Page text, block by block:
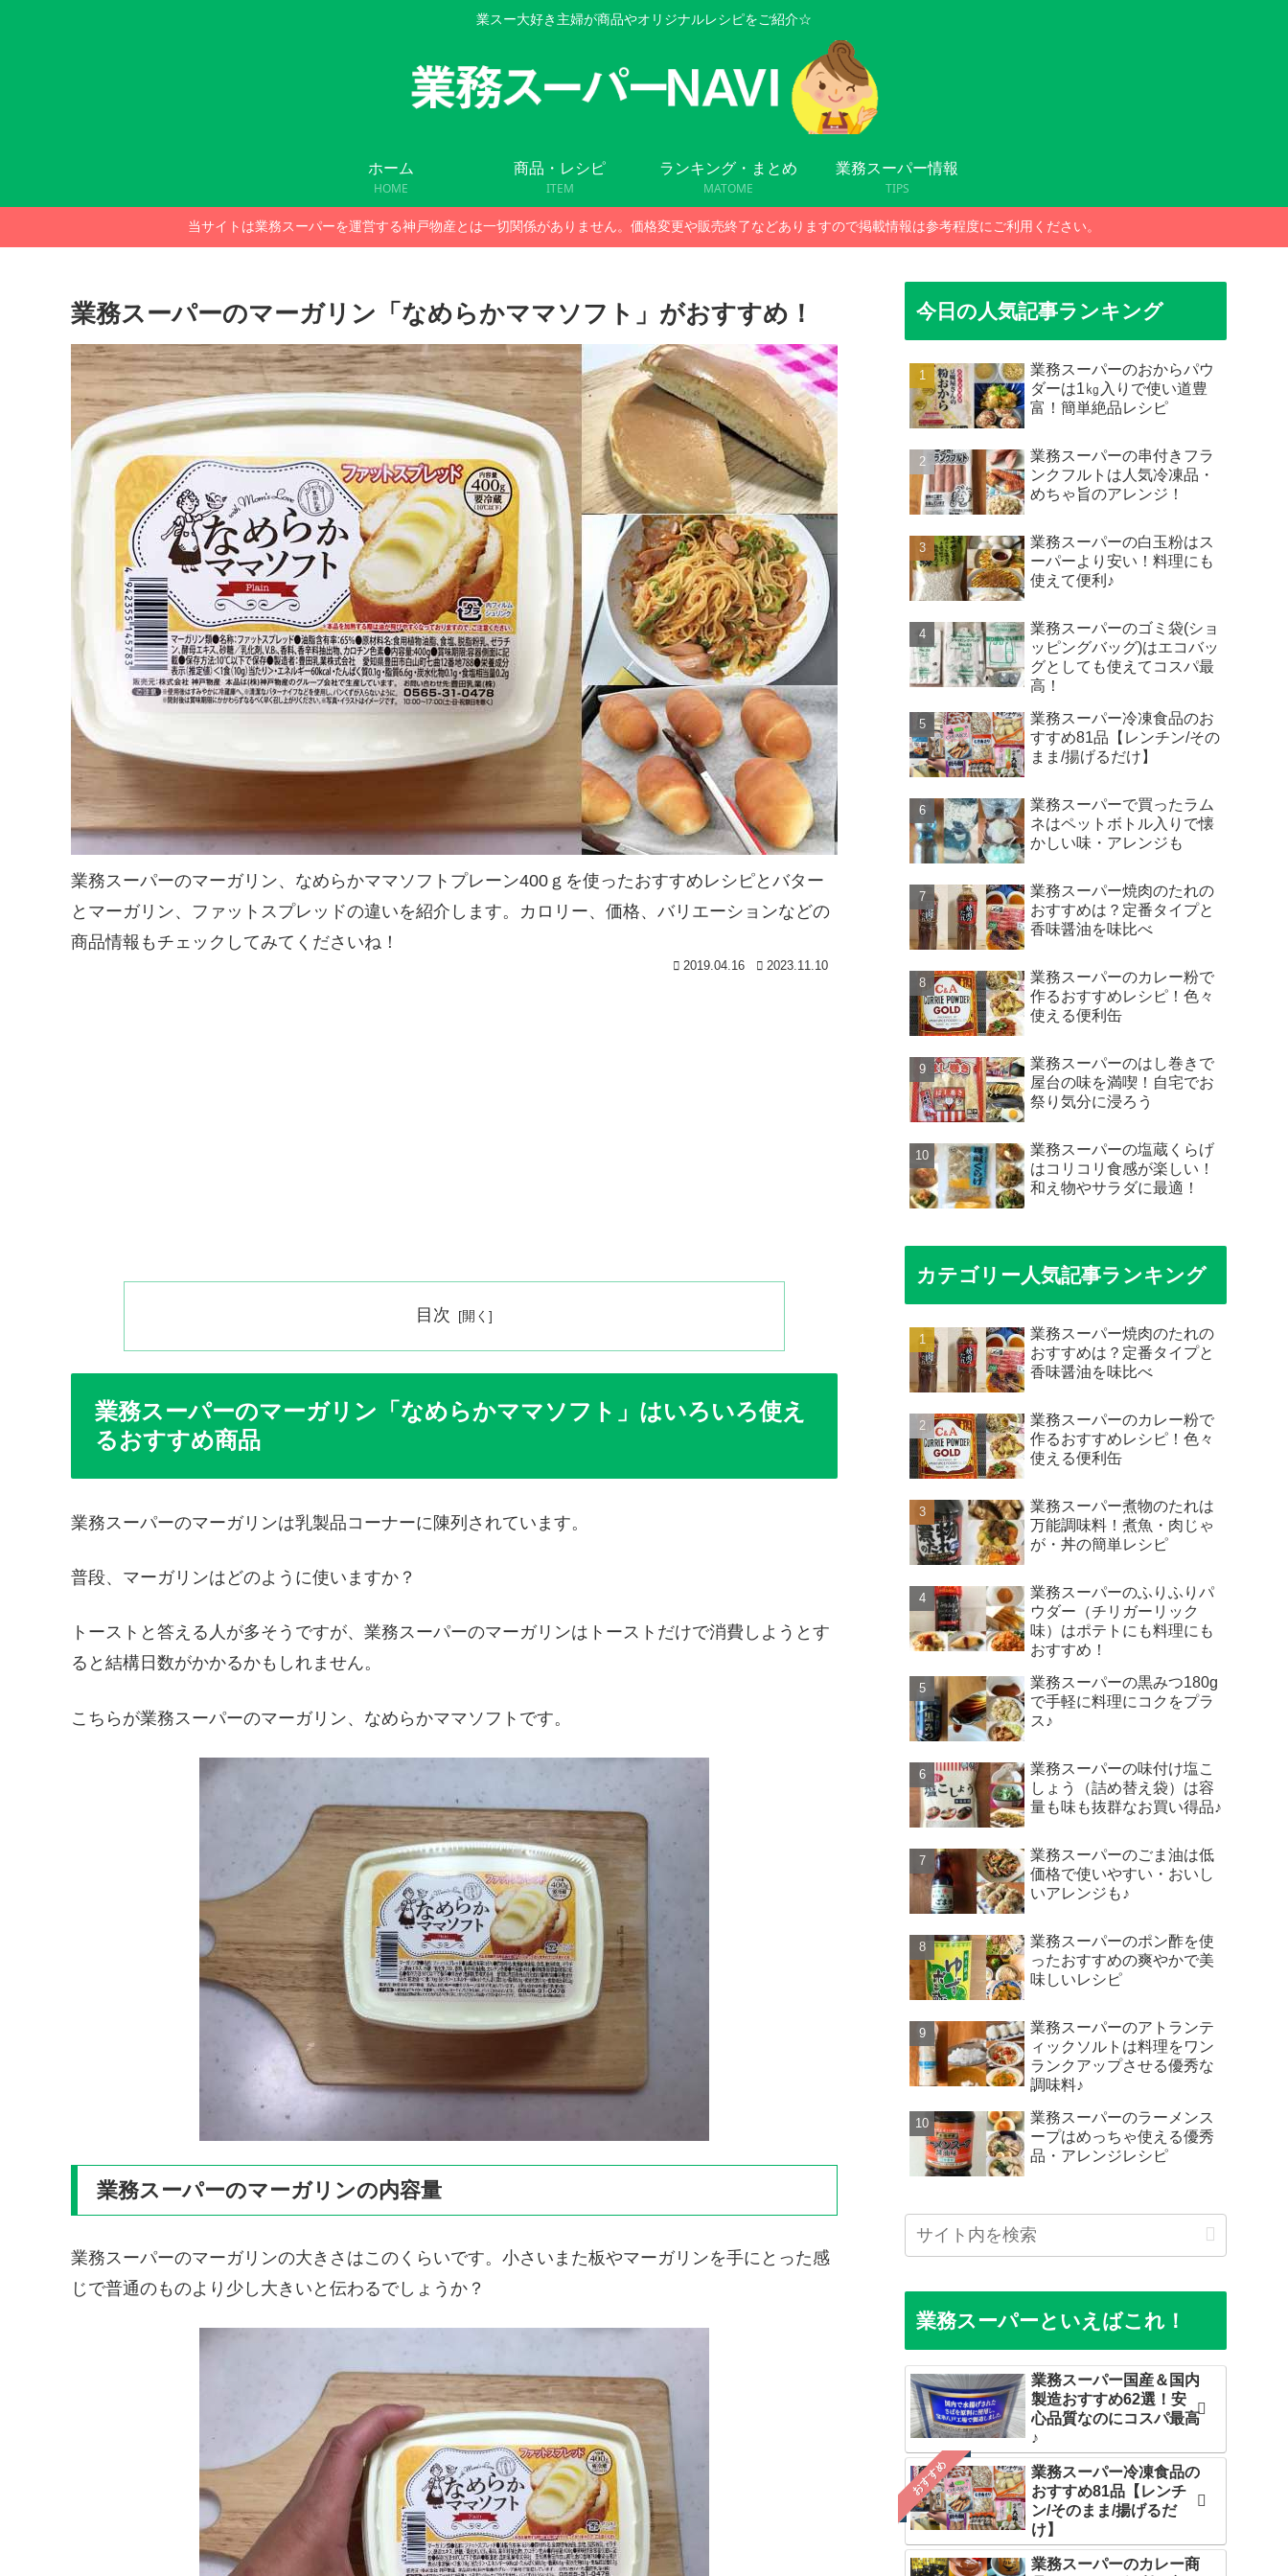
業スー大好き主婦が商品やオリジナルレシピをご紹介☆
ホーム
HOME
商品・レシピ
ITEM
ランキング・まとめ
MATOME
業務スーパー情報
TIPS
当サイトは業務スーパーを運営する神戸物産とは一切関係がありません。価格変更や販売終了などありますので掲載情報は参考程度にご利用ください。
業務スーパーのマーガリン「なめらかママソフト」がおすすめ！
業務スーパーのマーガリン、なめらかママソフトプレーン400ｇを使ったおすすめレシピとバター
とマーガリン、ファットスプレッドの違いを紹介します。カロリー、価格、バリエーションなどの
商品情報もチェックしてみてくださいね！
2019.04.16 2023.11.10
目次
業務スーパーのマーガリン「なめらかママソフト」はいろいろ使え
るおすすめ商品
業務スーパーのマーガリンは乳製品コーナーに陳列されています。
普段、マーガリンはどのように使いますか？
トーストと答える人が多そうですが、業務スーパーのマーガリンはトーストだけで消費しようとす
ると結構日数がかかるかもしれません。
こちらが業務スーパーのマーガリン、なめらかママソフトです。
業務スーパーのマーガリンの内容量
業務スーパーのマーガリンの大きさはこのくらいです。小さいまた板やマーガリンを手にとった感
じで普通のものより少し大きいと伝わるでしょうか？
今日の人気記事ランキング
業務スーパーのおからパウ
ダーは1㎏入りで使い道豊
富！簡単絶品レシピ
業務スーパーの串付きフラ
ンクフルトは人気冷凍品・
めちゃ旨のアレンジ！
業務スーパーの白玉粉はス
ーパーより安い！料理にも
使えて便利♪
業務スーパーのゴミ袋(ショ
ッピングバッグ)はエコバッ
グとしても使えてコスパ最
高！
業務スーパー冷凍食品のお
すすめ81品【レンチン/その
まま/揚げるだけ】
業務スーパーで買ったラム
ネはペットボトル入りで懐
かしい味・アレンジも
業務スーパー焼肉のたれの
おすすめは？定番タイプと
香味醤油を味比べ
業務スーパーのカレー粉で
作るおすすめレシピ！色々
使える便利缶
業務スーパーのはし巻きで
屋台の味を満喫！自宅でお
祭り気分に浸ろう
業務スーパーの塩蔵くらげ
はコリコリ食感が楽しい！
和え物やサラダに最適！
カテゴリー人気記事ランキング
業務スーパー焼肉のたれの
おすすめは？定番タイプと
香味醤油を味比べ
業務スーパーのカレー粉で
作るおすすめレシピ！色々
使える便利缶
業務スーパー煮物のたれは
万能調味料！煮魚・肉じゃ
が・丼の簡単レシピ
業務スーパーのふりふりパ
ウダー（チリガーリック
味）はポテトにも料理にも
おすすめ！
業務スーパーの黒みつ180g
で手軽に料理にコクをプラ
ス♪
業務スーパーの味付け塩こ
しょう（詰め替え袋）は容
量も味も抜群なお買い得品♪
業務スーパーのごま油は低
価格で使いやすい・おいし
いアレンジも♪
業務スーパーのポン酢を使
ったおすすめの爽やかで美
味しいレシピ
業務スーパーのアトランテ
ィックソルトは料理をワン
ランクアップさせる優秀な
調味料♪
業務スーパーのラーメンス
ープはめっちゃ使える優秀
品・アレンジレシピ
業務スーパーといえばこれ！
業務スーパー国産＆国内
製造おすすめ62選！安
心品質なのにコスパ最高
♪
おすすめ
業務スーパー冷凍食品の
おすすめ81品【レンチ
ン/そのまま/揚げるだ
け】
業務スーパーのカレー商